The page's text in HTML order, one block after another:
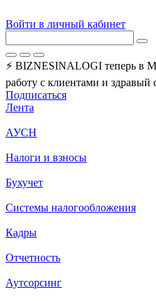
Войти в личный кабинет
⚡ BIZNESINALOGI теперь в
работу с клиентами и здравый
Подписаться
Лента
АУСН
Налоги и взносы
Бухучет
Системы налогообложения
Кадры
Отчетность
Аутсорсинг